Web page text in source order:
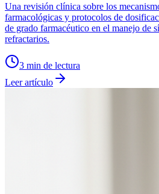
Una revisión clínica sobre los
farmacológicas y protocolos de
de grado farmacéutico en el manejo de
refractarios.
3 min de lectura
Leer artículo